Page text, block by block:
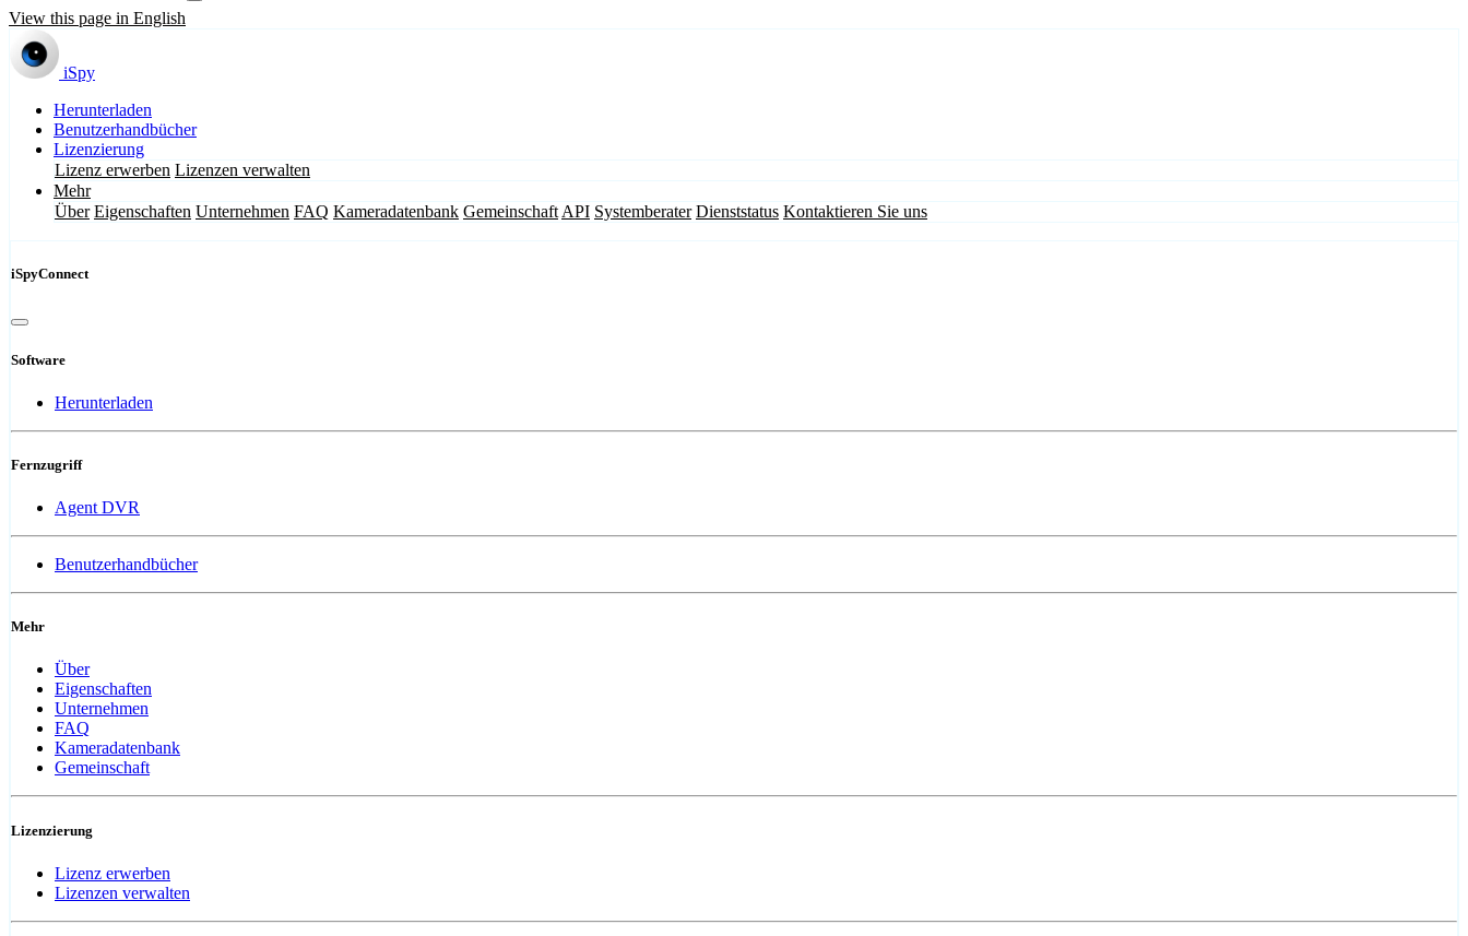
View this page in English
iSpy
Herunterladen
Benutzerhandbücher
Lizenzierung
Lizenz erwerben Lizenzen verwalten
Mehr
Über Eigenschaften Unternehmen FAQ Kameradatenbank Gemeinschaft API Systemberater Dienststatus Kontaktieren Sie uns
iSpyConnect
Software
Herunterladen
Fernzugriff
Agent DVR
Benutzerhandbücher
Mehr
Über
Eigenschaften
Unternehmen
FAQ
Kameradatenbank
Gemeinschaft
Lizenzierung
Lizenz erwerben
Lizenzen verwalten